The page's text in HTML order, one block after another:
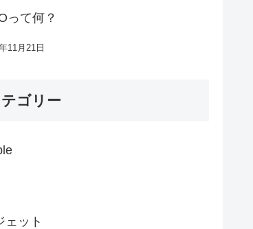
って何？
11月21日
ゴリー
ェット